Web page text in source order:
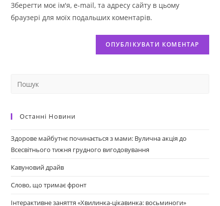
Зберегти моє ім'я, e-mail, та адресу сайту в цьому
браузері для моїх подальших коментарів.
Останні Новини
Здорове майбутнє починається з мами: Вулична акція до
Всесвітнього тижня грудного вигодовування
Кавуновий драйв
Слово, що тримає фронт
Інтерактивне заняття «Хвилинка-цікавинка: восьминоги»